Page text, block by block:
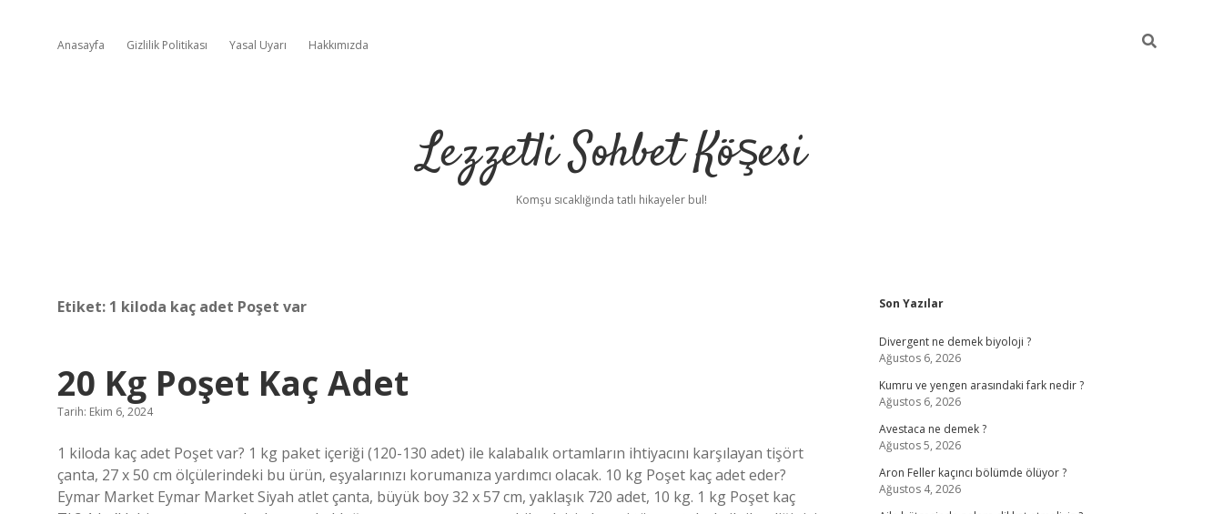
Anasayfa Gizlilik Politikası Yasal Uyarı Hakkımızda
Lezzetli Sohbet Köşesi
Komşu sıcaklığında tatlı hikayeler bul!
Etiket: 1 kiloda kaç adet Poşet var
20 Kg Poşet Kaç Adet
Tarih: Ekim 6, 2024
1 kiloda kaç adet Poşet var? 1 kg paket içeriği (120-130 adet) ile kalabalık ortamların ihtiyacını karşılayan tişört
çanta, 27 x 50 cm ölçülerindeki bu ürün, eşyalarınızı korumanıza yardımcı olacak. 10 kg Poşet kaç adet eder?
Eymar Market Eymar Market Siyah atlet çanta, büyük boy 32 x 57 cm, yaklaşık 720 adet, 10 kg. 1 kg Poşet kaç
Sidebar
Son Yazılar
Divergent ne demek biyoloji ?
Ağustos 6, 2026
Kumru ve yengen arasındaki fark nedir ?
Ağustos 6, 2026
Avestaca ne demek ?
Ağustos 5, 2026
Aron Feller kaçıncı bölümde ölüyor ?
Ağustos 4, 2026
vdcasino güncel giriş